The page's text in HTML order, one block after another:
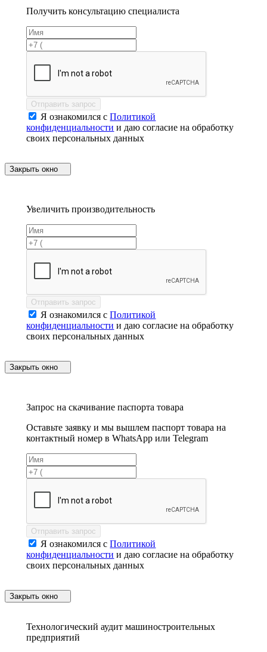
Получить консультацию специалиста
Отправить запрос
Я ознакомился сПолитикой
конфиденциальности и даю согласие на обработку
своих персональных данных
Закрыть окно
Увеличить производительность
Отправить запрос
Я ознакомился сПолитикой
конфиденциальности и даю согласие на обработку
своих персональных данных
Закрыть окно
Запрос на скачивание паспорта товара
Оставьте заявку и мы вышлем паспорт товара на
контактный номер в WhatsApp или Telegram
Отправить запрос
Я ознакомился сПолитикой
конфиденциальности и даю согласие на обработку
своих персональных данных
Закрыть окно
Технологический аудит машиностроительных
предприятий